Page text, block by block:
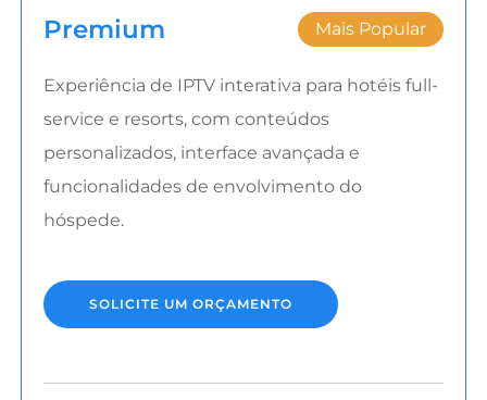
Premium Mais Popular
Experiência de IPTV interativa para hotéis full-
service e resorts, com conteúdos
personalizados, interface avançada e
funcionalidades de envolvimento do
hóspede.
SOLICITE UM ORÇAMENTO